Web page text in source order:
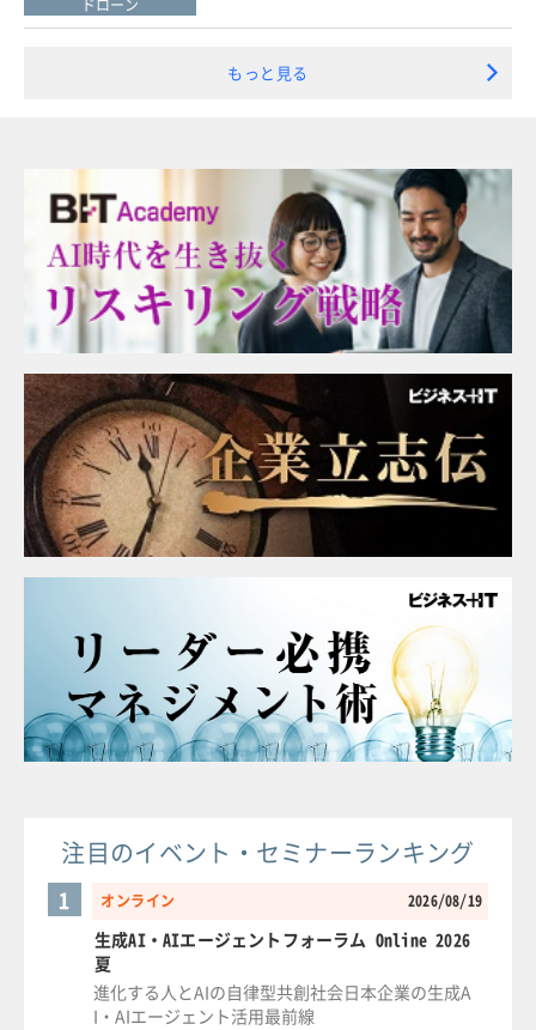
ドローン
もっと見る
注目のイベント・セミナーランキング
オンライン 2026/08/19
1
生成AI・AIエージェントフォーラム Online 2026
夏
進化する人とAIの自律型共創社会日本企業の生成A
I・AIエージェント活用最前線